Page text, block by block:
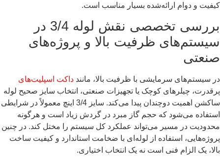
کیفیت و دوام ارائه‌شده بسیار مناسب است.
بررسی تخصصی نقش لوله 3/4 در
سیستم‌های ظرفیت بالا و پروژه‌های
صنعتی
در سیستم‌های سرمایشی با ظرفیت بالا، مانند داکت اسپلیت‌های
پرقدرت، چیلرهای کوچک یا تجهیزات صنعتی، انتخاب سایز صحیح لوله
ساکشن اهمیت دوچندان پیدا می‌کند. سایز 3/4 اینچ معمولاً در شرایطی
استفاده می‌شود که حجم گاز مبرد در گردش زیاد است و هرگونه
محدودیت در مسیر می‌تواند عملکرد کل سیستم را مختل کند. در چنین
پروژه‌هایی، استفاده از لوله‌ای با ضخامت استاندارد و کیفیت ساخت
بالا، یک الزام فنی است نه یک انتخاب اختیاری.